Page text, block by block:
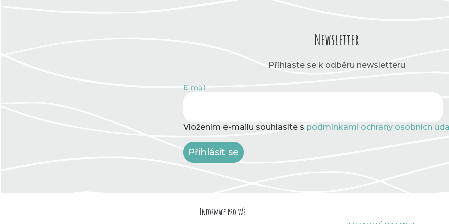
Newsletter
Přihlaste se k odběru newsletteru
E-mail
Vložením e-mailu souhlasíte s podmínkami ochrany osobních
Přihlásit se
Informace pro vás